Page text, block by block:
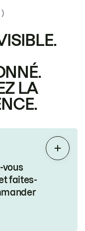
)
LA
vous
faites-